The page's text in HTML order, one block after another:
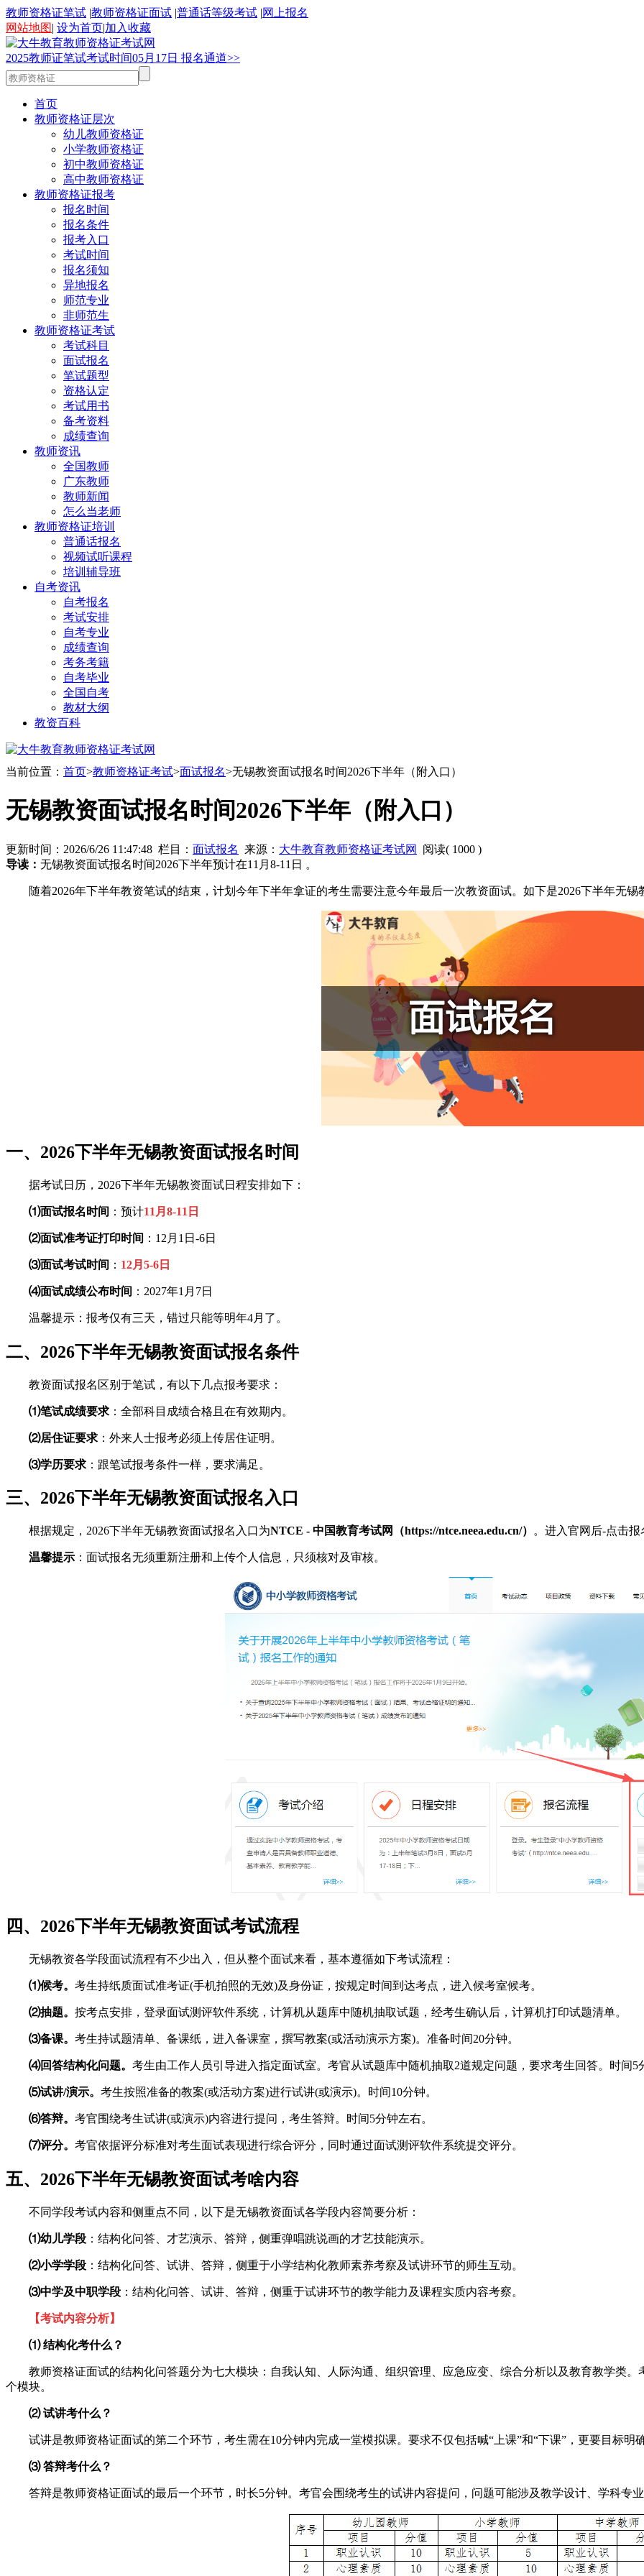
教师资格证笔试 |教师资格证面试 |普通话等级考试 |网上报名
网站地图| 设为首页|加入收藏
2025教师证笔试考试时间05月 17日 报名通道>>
首页
教师资格证层次
幼儿教师资格证
小学教师资格证
初中教师资格证
高中教师资格证
教师资格证报考
报名时间
报名条件
报考入口
考试时间
报名须知
异地报名
师范专业
非师范生
教师资格证考试
考试科目
面试报名
笔试题型
资格认定
考试用书
备考资料
成绩查询
教师资讯
全国教师
广东教师
教师新闻
怎么当老师
教师资格证培训
普通话报名
视频试听课程
培训辅导班
自考资讯
自考报名
考试安排
自考专业
成绩查询
考务考籍
自考毕业
全国自考
教材大纲
教资百科
当前位置： 首页>教师资格证考试>面试报名>无锡教资面试报名时间2026下半年（附入口）
无锡教资面试报名时间2026下半年（附入口）
更新时间：2026/6/26 11:47:48 栏目： 面试报名 来源： 大牛教育教师资格证考试网 阅读( 1000 )
导读： 无锡教资面试报名时间2026下半年预计在11月8-11日 。
随着2026年下半年教资笔试的结束，计划今年下半年拿证的考生需要注意今年最后一次教资面试。如下是2026下半年无锡
一、2026下半年无锡教资面试报名时间
据考试日历，2026下半年无锡教资面试日程安排如下：
⑴面试报名时间 ：预计11月8-11日
⑵面试准考证打印时间 ：12月1日-6日
⑶面试考试时间 ： 12月5-6日
⑷面试成绩公布时间 ：2027年1月7日
温馨提示：报考仅有三天，错过只能等明年4月了。
二、2026下半年无锡教资面试报名条件
教资面试报名区别于笔试，有以下几点报考要求：
⑴笔试成绩要求 ：全部科目成绩合格且在有效期内。
⑵居住证要求 ：外来人士报考必须上传居住证明。
⑶学历要求 ：跟笔试报考条件一样，要求满足。
三、2026下半年无锡教资面试报名入口
根据规定，2026下半年无锡教资面试报名入口为NTCE - 中国教育考试网（https://ntce.neea.edu.cn/） 。进入官网后-点击
温馨提示 ：面试报名无须重新注册和上传个人信息，只须核对及审核。
四、2026下半年无锡教资面试考试流程
无锡教资各学段面试流程有不少出入，但从整个面试来看，基本遵循如下考试流程：
⑴候考。 考生持纸质面试准考证(手机拍照的无效)及身份证，按规定时间到达考点，进入候考室候考。
⑵抽题。 按考点安排，登录面试测评软件系统，计算机从题库中随机抽取试题，经考生确认后，计算机打印试题清单。
⑶备课。 考生持试题清单、备课纸，进入备课室，撰写教案(或活动演示方案)。准备时间20分钟。
⑷回答结构化问题。 考生由工作人员引导进入指定面试室。考官从试题库中随机抽取2道规定问题，要求考生回答。时间5
⑸试讲/演示。 考生按照准备的教案(或活动方案)进行试讲(或演示)。时间10分钟。
⑹答辩。 考官围绕考生试讲(或演示)内容进行提问，考生答辩。时间5分钟左右。
⑺评分。 考官依据评分标准对考生面试表现进行综合评分，同时通过面试测评软件系统提交评分。
五、2026下半年无锡教资面试考啥内容
不同学段考试内容和侧重点不同，以下是无锡教资面试各学段内容简要分析：
⑴幼儿学段 ：结构化问答、才艺演示、答辩，侧重弹唱跳说画的才艺技能演示。
⑵小学学段 ：结构化问答、试讲、答辩，侧重于小学结构化教师素养考察及试讲环节的师生互动。
⑶中学及中职学段 ：结构化问答、试讲、答辩，侧重于试讲环节的教学能力及课程实质内容考察。
【考试内容分析】
⑴ 结构化考什么？
教师资格证面试的结构化问答题分为七大模块：自我认知、人际沟通、组织管理、应急应变、综合分析以及教育教学类
个模块。
⑵ 试讲考什么？
试讲是教师资格证面试的第二个环节，考生需在10分钟内完成一堂模拟课。要求不仅包括喊“上课”和“下课”，更要目标明
⑶ 答辩考什么？
答辩是教师资格证面试的最后一个环节，时长5分钟。考官会围绕考生的试讲内容提问，问题可能涉及教学设计、学科专